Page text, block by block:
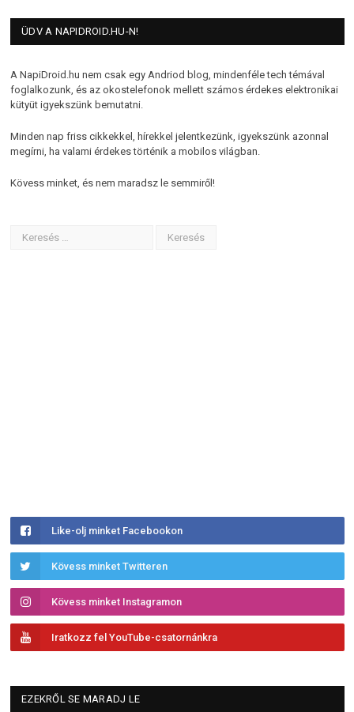
ÜDV A NAPIDROID.HU-N!
A NapiDroid.hu nem csak egy Andriod blog, mindenféle tech témával
foglalkozunk, és az okostelefonok mellett számos érdekes elektronikai
kütyüt igyekszünk bemutatni.
Minden nap friss cikkekkel, hírekkel jelentkezünk, igyekszünk azonnal
megírni, ha valami érdekes történik a mobilos világban.
Kövess minket, és nem maradsz le semmiről!
Like-olj minket Facebookon
Kövess minket Twitteren
Kövess minket Instagramon
Iratkozz fel YouTube-csatornánkra
EZEKRŐL SE MARADJ LE